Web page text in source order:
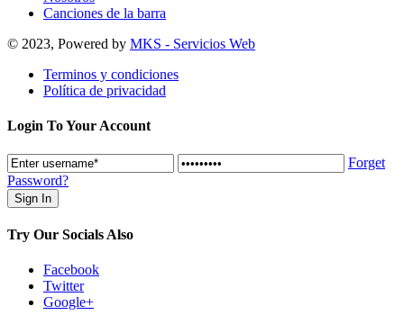
Canciones de la barra
© 2023, Powered by MKS - Servicios Web
Terminos y condiciones
Política de privacidad
Login To Your Account
Forget
Password?
Try Our Socials Also
Facebook
Twitter
Google+